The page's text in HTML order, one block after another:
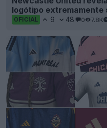
logótipo extremamente
OFICIAL 9 48 0 7.8K